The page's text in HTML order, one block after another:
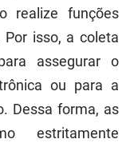
realize funções
Por isso, a coleta
assegurar o
ou para a
Dessa forma, as
estritamente